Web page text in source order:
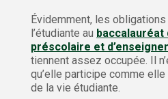
Évidemment, les
l’étudiante au baccalauréat
préscolaire et
tiennent assez occupée. Il
qu’elle participe comme
de la vie étudiante.